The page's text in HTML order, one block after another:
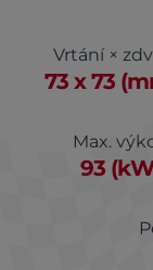
Vrtání ×
73 x 73
Max.
93